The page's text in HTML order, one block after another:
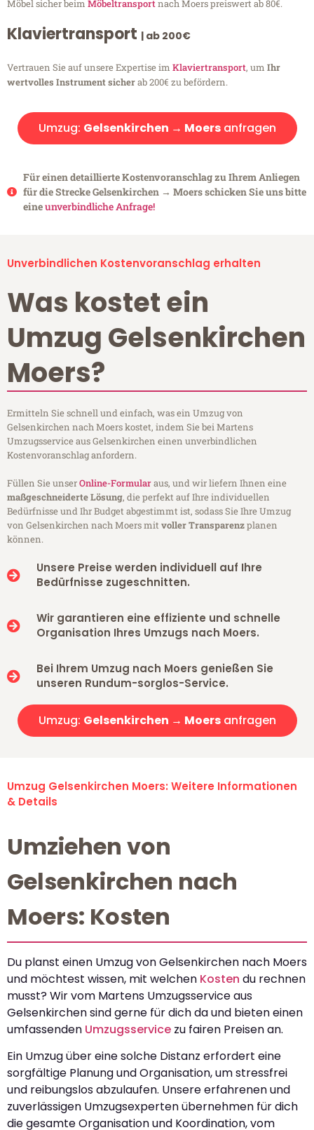
Möbel sicher beim Möbeltransportnach Moers preiswert ab 80€.
Klaviertransport | ab 200€
Vertrauen Sie auf unsere Expertise im Klaviertransport, um Ihr
wertvolles Instrument sicherab 200€ zu befördern.
Umzug: Gelsenkirchen → Moersanfragen
Für einen detaillierte Kostenvoranschlag zu Ihrem Anliegen
für die Strecke Gelsenkirchen → Moers schicken Sie uns bitte
eineunverbindliche Anfrage!
Unverbindlichen Kostenvoranschlag erhalten
Was kostet ein
Umzug Gelsenkirchen
Moers?
Ermitteln Sie schnell und einfach, was ein Umzug von
Gelsenkirchen nach Moers kostet, indem Sie bei Martens
Umzugsservice aus Gelsenkirchen einen unverbindlichen
Kostenvoranschlag anfordern.
Füllen Sie unserOnline-Formularaus, und wir liefern Ihnen eine
maßgeschneiderte Lösung, die perfekt auf Ihre individuellen
Bedürfnisse und Ihr Budget abgestimmt ist, sodass Sie Ihre Umzug
von Gelsenkirchen nach Moers mitvoller Transparenzplanen
können.
Unsere Preise werden individuell auf Ihre
Bedürfnisse zugeschnitten.
Wir garantieren eine effiziente und schnelle
Organisation Ihres Umzugs nach Moers.
Bei Ihrem Umzug nach Moers genießen Sie
unseren Rundum-sorglos-Service.
Umzug: Gelsenkirchen → Moersanfragen
Umzug Gelsenkirchen Moers: Weitere Informationen
& Details
Umziehen von
Gelsenkirchen nach
Moers: Kosten
Du planst einen Umzug von Gelsenkirchen nach Moers
und möchtest wissen, mit welchen Kosten du rechnen
musst? Wir vom Martens Umzugsservice aus
Gelsenkirchen sind gerne für dich da und bieten einen
umfassenden Umzugsservice zu fairen Preisen an.
Ein Umzug über eine solche Distanz erfordert eine
sorgfältige Planung und Organisation, um stressfrei
und reibungslos abzulaufen. Unsere erfahrenen und
zuverlässigen Umzugsexperten übernehmen für dich
die gesamte Organisation und Koordination, vom